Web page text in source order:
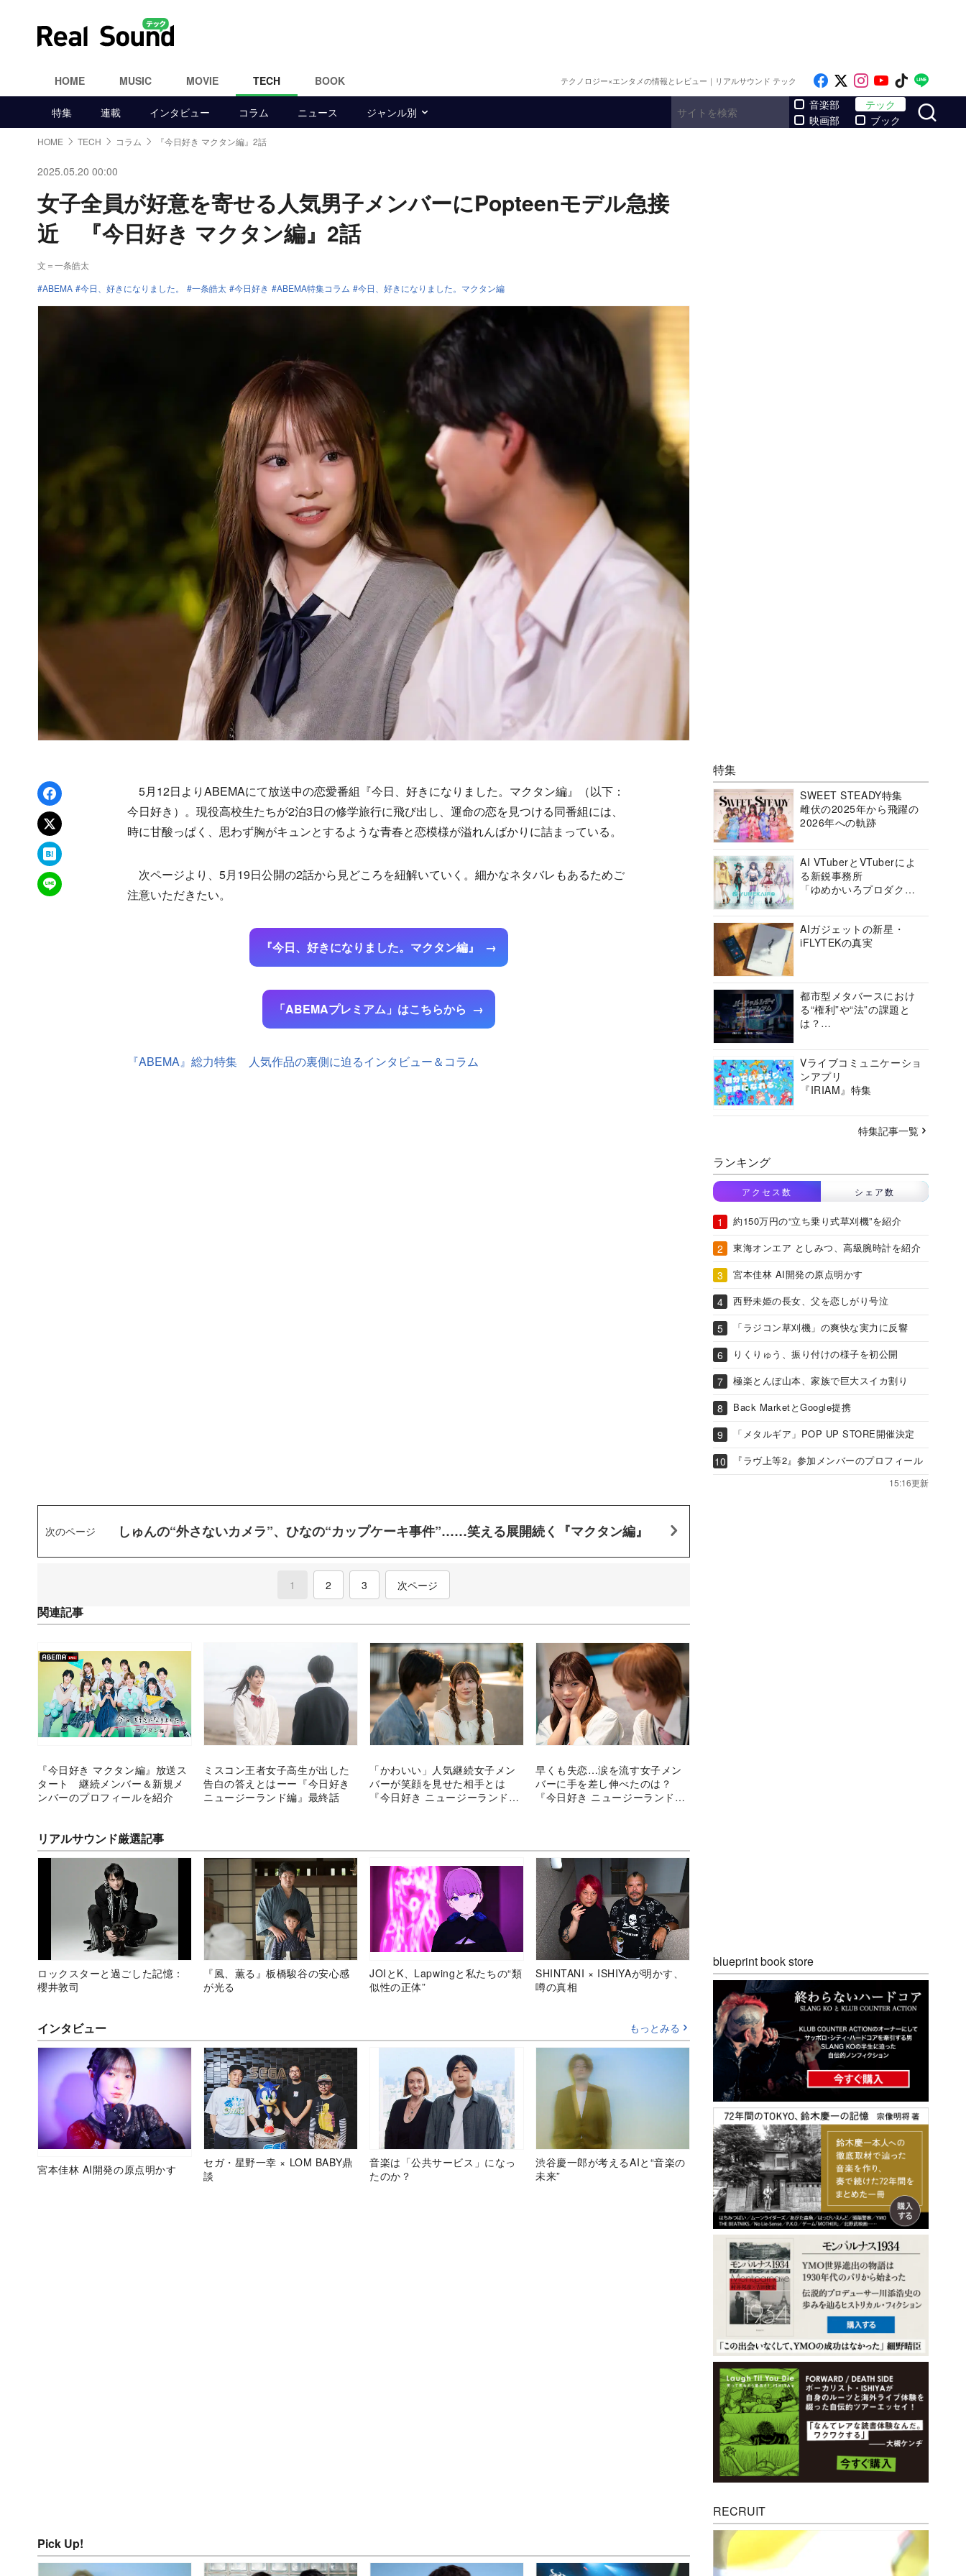
HOME MUSIC MOVIE TECH BOOK テクノロジー×エンタメの情報とレビュー｜リアルサウンド テック Like on Facebook
Follow on x
Follow on
Follow on
Follow
特集 連載 インタビュー コラム ニュース ジャンル別
音楽部
映画部
テック
ブック
HOME TECH コラム 『今日好き マクタン編』2話
2025.05.20 00:00
女子全員が好意を寄せる人気男子メンバーにPopteenモデル急接
近 『今日好き マクタン編』2話
文＝一条皓太
ABEMA
今日、好きになりました。 一条皓太 今日好き ABEMA特集コラム 今日、好きになりました。マクタン編
Facebookでシェア
xでポスト
はてなブックマーク
LINEで送る
5月12日よりABEMAにて放送中の恋愛番組『今日、好きになりました。マクタン編』（以下：
今日好き）。現役高校生たちが2泊3日の修学旅行に飛び出し、運命の恋を見つける同番組には、
時に甘酸っぱく、思わず胸がキュンとするような青春と恋模様が溢れんばかりに詰まっている。
次ページより、5月19日公開の2話から見どころを紐解いていく。細かなネタバレもあるためご
注意いただきたい。
『今日、好きになりました。マクタン編』
「ABEMAプレミアム」はこちらから
『ABEMA』総力特集 人気作品の裏側に迫るインタビュー＆コラム
次のページ しゅんの“外さないカメラ”、ひなの“カップケーキ事件”……笑える展開続く『マクタン編』
1 (current)
2 3 次ページ
関連記事
『今日好き マクタン編』放送ス
タート 継続メンバー＆新規メ
ンバーのプロフィールを紹介
ミスコン王者女子高生が出した
告白の答えとはーー『今日好き
ニュージーランド編』最終話
「かわいい」人気継続女子メン
バーが笑顔を見せた相手とは
『今日好き ニュージーランド
早くも失恋…涙を流す女子メン
バーに手を差し伸べたのは？
『今日好き ニュージーランド
リアルサウンド厳選記事
ロックスターと過ごした記憶：
櫻井敦司
『風、薫る』板橋駿谷の安心感
が光る
JOIとK、Lapwingと私たちの“類
似性の正体”
SHINTANI × ISHIYAが明かす、
噂の真相
インタビュー もっとみる
宮本佳林 AI開発の原点明かす
セガ・星野一幸 × LOM BABY鼎
談
音楽は「公共サービス」になっ
たのか？
渋谷慶一郎が考えるAIと“音楽の
未来”
Pick Up!
特集
SWEET STEADY特集
雌伏の2025年から飛躍の
2026年への軌跡
AI VTuberとVTuberによ
る新鋭事務所
「ゆめかいろプロダクシ
AIガジェットの新星・
iFLYTEKの真実
都市型メタバースにおけ
る“権利”や“法”の課題と
は？
ーシアムの挑戦に迫る
Vライブコミュニケーショ
ンアプリ
『IRIAM』特集
特集記事一覧
ランキング
アクセス数 シェア数
約150万円の“立ち乗り式草刈機”を紹介
東海オンエア としみつ、高級腕時計を紹介
宮本佳林 AI開発の原点明かす
西野未姫の長女、父を恋しがり号泣
「ラジコン草刈機」の爽快な実力に反響
りくりゅう、振り付けの様子を初公開
極楽とんぼ山本、家族で巨大スイカ割り
Back MarketとGoogle提携
「メタルギア」POP UP STORE開催決定
『ラヴ上等2』参加メンバーのプロフィール
15:16更新
blueprint book store
RECRUIT